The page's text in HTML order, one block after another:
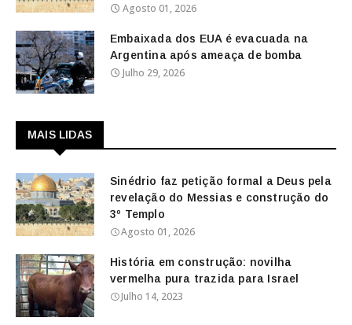
Agosto 01, 2026
Embaixada dos EUA é evacuada na
Argentina após ameaça de bomba
Julho 29, 2026
MAIS LIDAS
Sinédrio faz petição formal a Deus pela
revelação do Messias e construção do
3º Templo
Agosto 01, 2026
História em construção: novilha
vermelha pura trazida para Israel
Julho 14, 2023